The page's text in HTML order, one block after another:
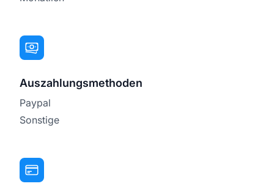
Auszahlungsmethoden
Paypal
Sonstige